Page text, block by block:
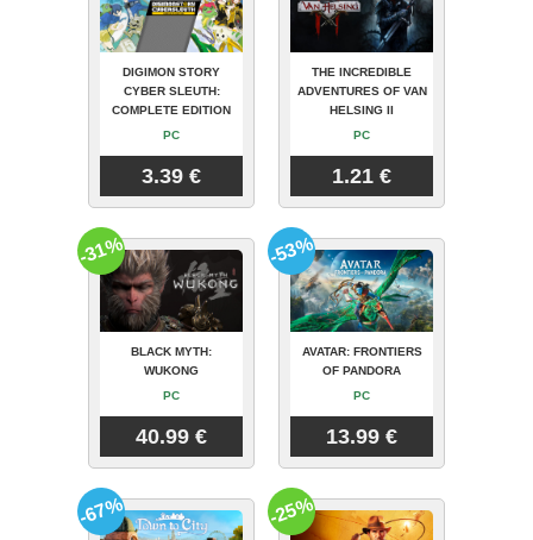
DIGIMON STORY
CYBER SLEUTH:
COMPLETE EDITION
PC
3.39 €
THE INCREDIBLE
ADVENTURES OF VAN
HELSING II
PC
1.21 €
BLACK MYTH:
WUKONG
PC
40.99 €
-31%
AVATAR: FRONTIERS
OF PANDORA
PC
13.99 €
-53%
-67% -25%